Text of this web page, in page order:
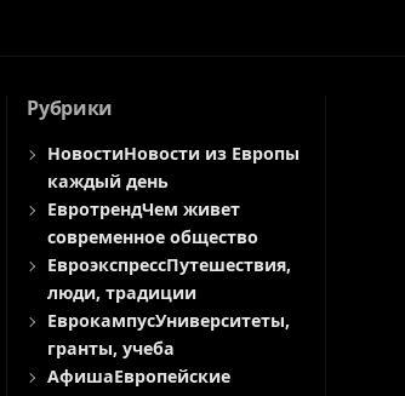
Рубрики
НовостиНовости из Европы
каждый день
ЕвротрендЧем живет
современное общество
ЕвроэкспрессПутешествия,
люди, традиции
ЕврокампусУниверситеты,
гранты, учеба
АфишаЕвропейские